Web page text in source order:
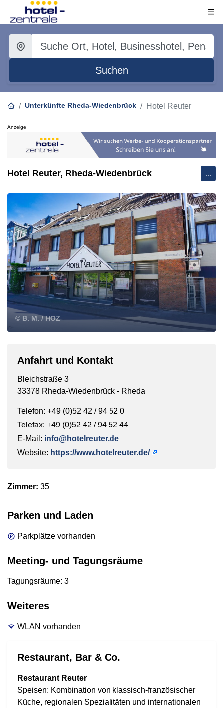
Suchen
Unterkünfte Rheda-Wiedenbrück Hotel Reuter
Anzeige
Hotel Reuter, Rheda-Wiedenbrück
© B. M. / HOZ
Anfahrt und Kontakt
Bleichstraße 3
33378 Rheda-Wiedenbrück - Rheda
Telefon: +49 (0)52 42 / 94 52 0
Telefax: +49 (0)52 42 / 94 52 44
E-Mail: info@hotelreuter.de
Website: https://www.hotelreuter.de/
Zimmer: 35
Parken und Laden
Parkplätze vorhanden
Meeting- und Tagungsräume
Tagungsräume: 3
Weiteres
WLAN vorhanden
Restaurant, Bar & Co.
Restaurant Reuter
Speisen: Kombination von klassisch-französischer
Küche, regionalen Spezialitäten und internationalen